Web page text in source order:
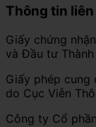
Thông tin liên
Giấy chứng
và Đầu tư
Giấy phép cung
do Cục Viễn
Công ty Cổ